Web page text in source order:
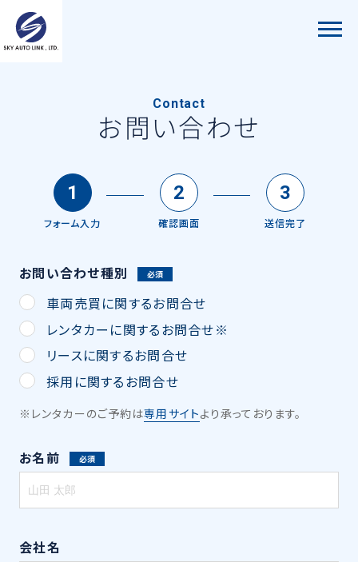
Contact
お問い合わせ
フォーム入力 確認画面 送信完了
お問い合わせ種別 必須
車両売買に関するお問合せ
レンタカーに関するお問合せ※
リースに関するお問合せ
採用に関するお問合せ
※レンタカーのご予約は専用サイトより承っております。
お名前 必須
会社名